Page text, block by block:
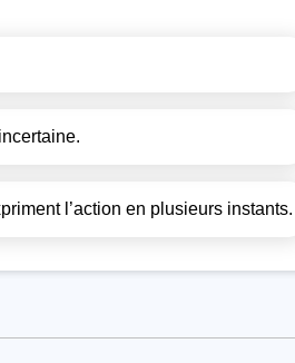
l’action en plusieurs instants.